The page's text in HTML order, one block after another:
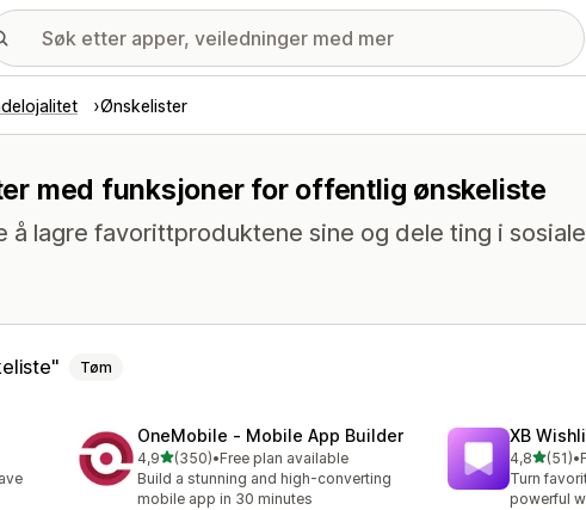
Ønskelister
med funksjoner for offentlig ønskeliste
å lagre favorittproduktene sine og dele ting i sosiale
Tøm
OneMobile ‑ Mobile App Builder
4,9av 5 stjerner
(350)
Totalt 350 omtaler
•Free plan available
Build a stunning and high-converting
mobile app in 30 minutes
XB
4,8av 5(51)
Totalt 51 •
Turn
powerful